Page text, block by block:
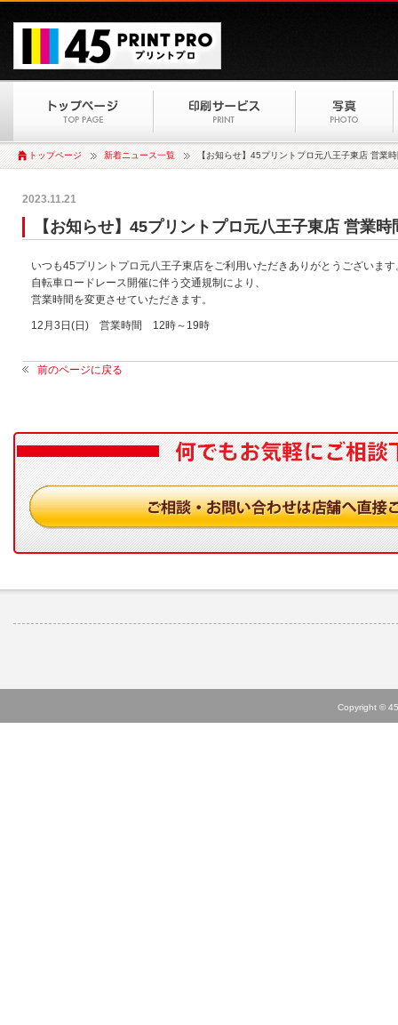
トップページ 新着ニュース一覧 【お知らせ】45プリントプロ元八王子東店 営業
2023.11.21
【お知らせ】45プリントプロ元八王子東店 営業
いつも45プリントプロ元八王子東店をご利用いただきありがとうございます
自転車ロードレース開催に伴う交通規制により、
営業時間を変更させていただきます。
12月3日(日) 営業時間 12時～19時
前のページに戻る
Copyright ©